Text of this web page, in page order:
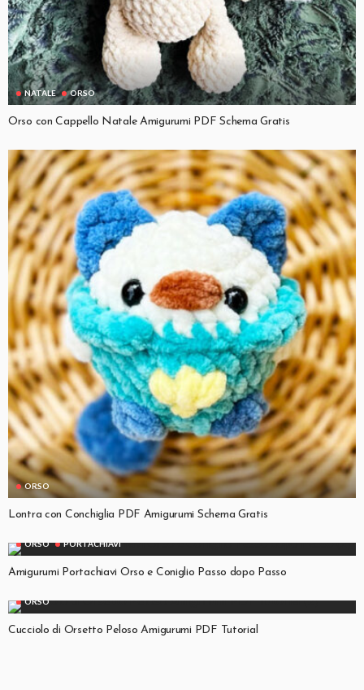
NATALE ORSO
Orso con Cappello Natale Amigurumi PDF Schema Gratis
ORSO
Lontra con Conchiglia PDF Amigurumi Schema Gratis
ORSO PORTACHIAVI
Amigurumi Portachiavi Orso e Coniglio Passo dopo Passo
ORSO
Cucciolo di Orsetto Peloso Amigurumi PDF Tutorial